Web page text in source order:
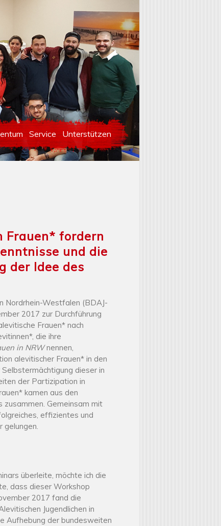
Service Unterstützen
Frauen* fordern
und die
der Idee des
Nordrhein-Westfalen (BDAJ-
2017 zur Durchführung
Frauen* nach
die ihre
in NRWnennen,
alevitischer Frauen*in den
dieser in
der Partizipation in
kamen aus den
zusammen. Gemeinsam mit
effizientes und
gelungen.
überleite, möchte ich die
dass dieser Workshop
2017 fand die
Jugendlichen in
Aufhebung der bundesweiten